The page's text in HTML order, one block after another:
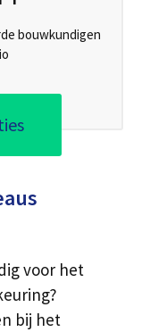
bouwkundigen
voor het
bij het